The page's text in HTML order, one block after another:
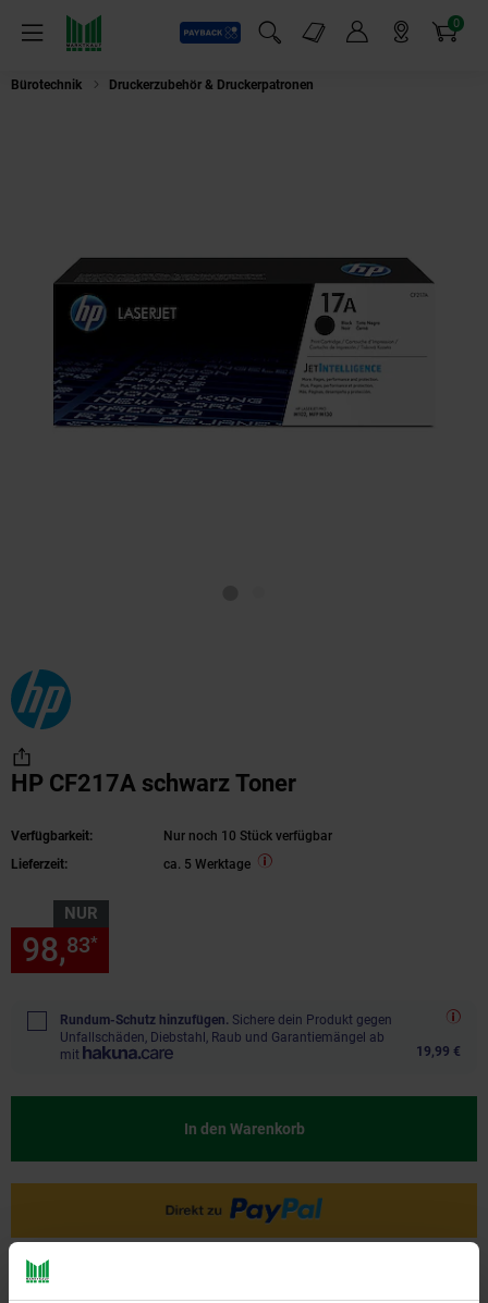
Menü
Payback
Suchfeld einblenden
Markt-Angebote 0
Artikel
Bürotechnik Druckerzubehör & Druckerpatronen
HP CF217A schwarz Toner
Verfügbarkeit:
Nur noch 10 Stück verfügbar
Lieferzeit:
ca. 5 Werktage
NUR
98,83*
Rundum-Schutz hinzufügen. Sichere dein Produkt gegen
Unfallschäden, Diebstahl, Raub und Garantiemängel ab
mit
19,99 €
In den Warenkorb
Ja, ich möchte ein Altgerät abgeben.